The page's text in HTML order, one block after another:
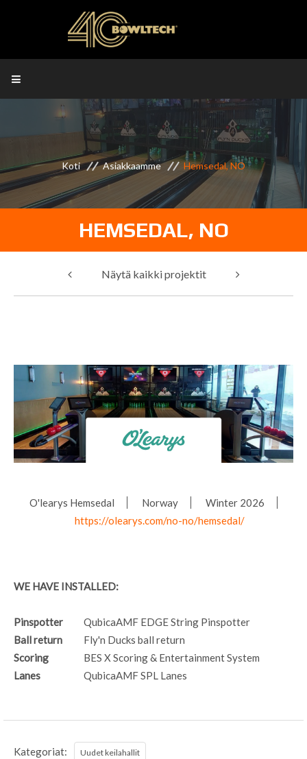
Koti Asiakkaamme Hemsedal, NO
HEMSEDAL, NO
Näytä kaikki projektit
O'learys Hemsedal Norway
Winter 2026
https://olearys.com/no-no/hemsedal/
WE HAVE INSTALLED:
Pinspotter QubicaAMF EDGE String Pinspotter
Ball return
Fly'n Ducks ball return
Scoring
BES X Scoring & Entertainment System
Lanes
QubicaAMF SPL Lanes
Kategoriat: Uudet keilahallit